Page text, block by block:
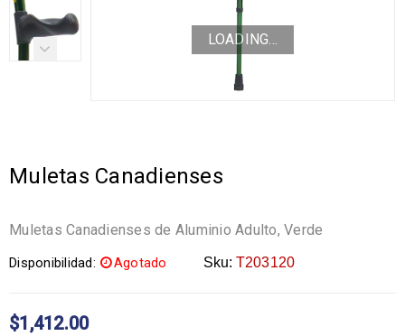
LOADING...
Muletas Canadienses
Muletas Canadienses de Aluminio Adulto, Verde
Disponibilidad: Agotado Sku: T203120
$1,412.00